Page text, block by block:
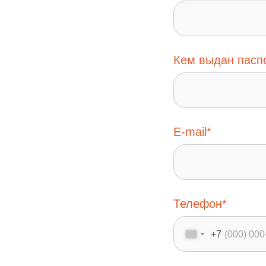
Кем выдан
E-mail*
Телефон*
+7